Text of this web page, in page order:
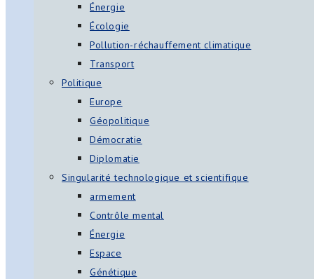
Énergie
Écologie
Pollution-réchauffement climatique
Transport
Politique
Europe
Géopolitique
Démocratie
Diplomatie
Singularité technologique et scientifique
armement
Contrôle mental
Énergie
Espace
Génétique